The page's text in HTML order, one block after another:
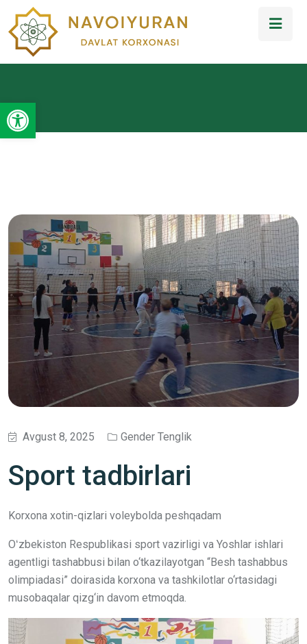
Open toolbar
Avgust 8, 2025 Gender Tenglik
Sport tadbirlari
Korxona xotin-qizlari voleybolda peshqadam
Oʻzbekiston Respublikasi sport vazirligi va Yoshlar ishlari
agentligi tashabbusi bilan o‘tkazilayotgan “Besh tashabbus
olimpiadasi” doirasida korxona va tashkilotlar o‘rtasidagi
musobaqalar qizg‘in davom etmoqda.